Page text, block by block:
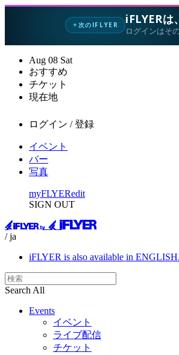
✦次のIFLYER iFLYERは、
ログインはそ
Aug 08 Sat
おすすめ
チケット
現在地
ログイン / 登録
イベント
バー
写真
myFLYERedit
SIGN OUT
/ ja
iFLYER is also available in ENGLISH.
Search All
Events
イベント
ライブ配信
チケット